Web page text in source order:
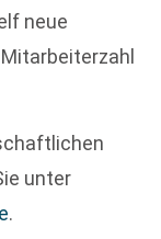
neue
unter
.